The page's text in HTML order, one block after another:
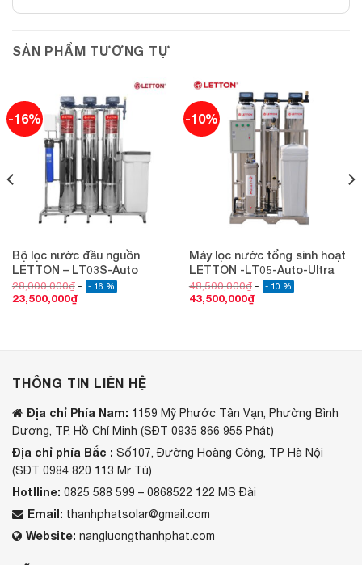
SẢN PHẨM TƯƠNG TỰ
-16%
Bộ lọc nước đầu nguồn
LETTON – LT03S-Auto
28,000,000₫ - 16 %
23,500,000₫
-10%
Máy lọc nước tổng sinh hoạt
LETTON -LT05-Auto-Ultra
48,500,000₫ - 10 %
43,500,000₫
THÔNG TIN LIÊN HỆ
Địa chỉ Phía Nam: 1159 Mỹ Phước Tân Vạn, Phường Bình
Dương, TP, Hồ Chí Minh (SĐT 0935 866 955 Phát)
Địa chỉ phía Bắc : Số107, Đường Hoàng Công, TP Hà Nội
(SĐT 0984 820 113 Mr Tú)
Hotlline: 0825 588 599 – 0868522 122 MS Đài
Email: thanhphatsolar@gmail.com
Website: nangluongthanhphat.com